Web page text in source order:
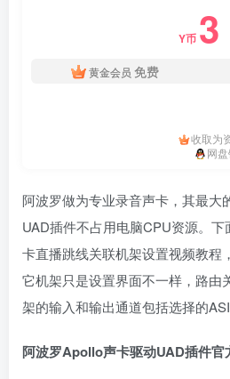
Y币 3
黄金会员 免费
收取为
网
阿波罗做为专业录音声卡，其最大
UAD插件不占用电脑CPU资源。
卡直播跳线关联机架设置视频教程
它机架只是设置界面不一样，路由
架的输入和输出通道包括选择的
阿波罗Apollo声卡驱动UAD插件官